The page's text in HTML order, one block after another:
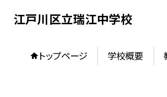
江戸川区立瑞江中学校
トップページ 学校概要